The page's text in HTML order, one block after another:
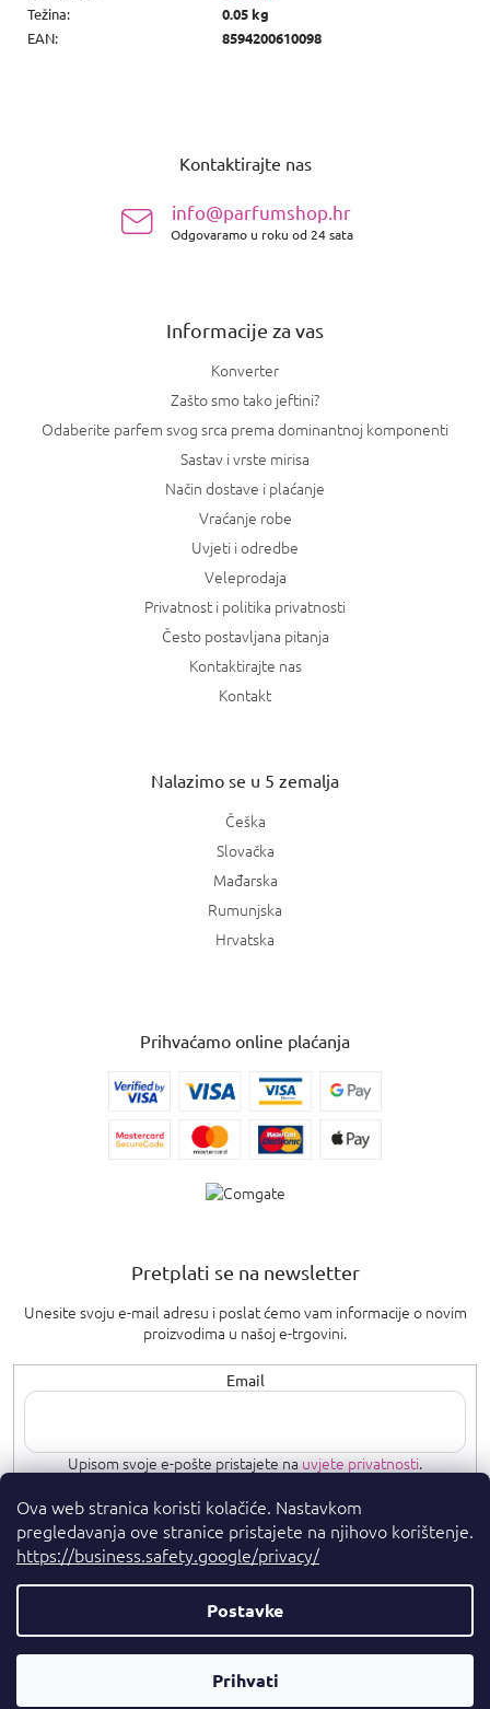
Ova web stranica koristi kolačiće. Nastavkom
pregledavanja ove stranice pristajete na njihovo korištenje.
https://business.safety.google/privacy/
Postavke
Prihvati
Težina:
0.05 kg
EAN: 8594200610098
Kontaktirajte nas
info@parfumshop.hr
Odgovaramo u roku od 24 sata
Informacije za vas
Konverter
Zašto smo tako jeftini?
Odaberite parfem svog srca prema dominantnoj komponenti
Sastav i vrste mirisa
Način dostave i plaćanje
Vraćanje robe
Uvjeti i odredbe
Veleprodaja
Privatnost i politika privatnosti
Često postavljana pitanja
Kontaktirajte nas
Kontakt
Nalazimo se u 5 zemalja
Češka
Slovačka
Mađarska
Rumunjska
Hrvatska
Prihvaćamo online plaćanja
Pretplati se na newsletter
Unesite svoju e-mail adresu i poslat ćemo vam informacije o novim
proizvodima u našoj e-trgovini.
Email
Upisom svoje e-pošte pristajete nauvjete privatnosti.
PRETPLATI SE
Kreirao Shoptet Premium
Autorska prava 2026Parfumshop.hr. Sva prava pridržana.